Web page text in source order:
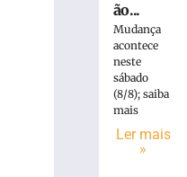
Bruscão
trabalha
organização
defensiva
parada
ão...
Mudança
acontece
neste
sábado
(8/8); saiba
mais
Ler mais
»